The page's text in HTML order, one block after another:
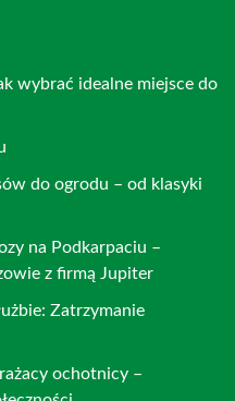
wybrać idealne miejsce do
do ogrodu – od klasyki
na Podkarpaciu –
z firmą Jupiter
Zatrzymanie
ochotnicy –